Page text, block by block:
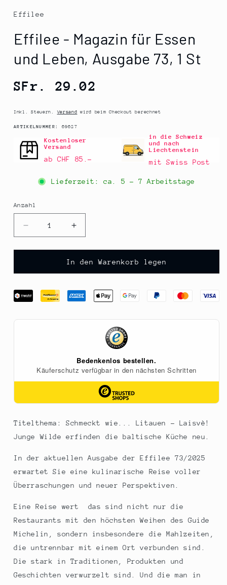
Modal
öffnen
Effilee
Effilee - Magazin für Essen
und Leben, Ausgabe 73, 1 St
Normaler
SFr. 29.02
Inkl. Steuern.Versand wird beim Checkout berechnet
ARTIKELNUMMER: SKU:
69627
Kostenloser
Versand
ab CHF 85.–
in die Schweiz
und nach
Liechtenstein
mit Swiss Post
Lieferzeit: ca. 5 - 7 Arbeitstage
Anzahl
Anzahl
Verringere
die
Menge
Effilee
Magazin
für
Erhöhe
die
Menge
für
Effilee
Magazin
für
Ausgabe
73,
1
In den Warenkorb legen
Titelthema: Schmeckt wie... Litauen - Laisvè!
Junge Wilde erfinden die baltische Küche neu.
In der aktuellen Ausgabe der Effilee 73/2025
erwartet Sie eine kulinarische Reise voller
Überraschungen und neuer Perspektiven.
Eine Reise wert  das sind nicht nur die
Restaurants mit den höchsten Weihen des Guide
Michelin, sondern insbesondere die Mahlzeiten,
die untrennbar mit einem Ort verbunden sind.
Die stark in Traditionen, Produkten und
Geschichten verwurzelt sind. Und die man in